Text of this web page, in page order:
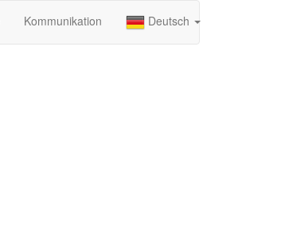
Kommunikation Deutsch